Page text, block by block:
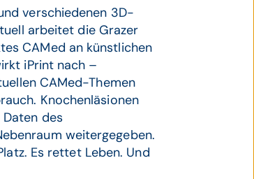
verschiedenen 3D-
arbeitet die Grazer
CAMed an künstlichen
iPrint nach –
CAMed-Themen
Knochenläsionen
des
weitergegeben.
Es rettet Leben. Und